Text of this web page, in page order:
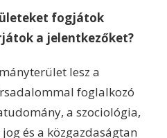
fogjátok
a jelentkezőket?
lesz a
foglalkozó
a szociológia,
és a közgazdaságtan